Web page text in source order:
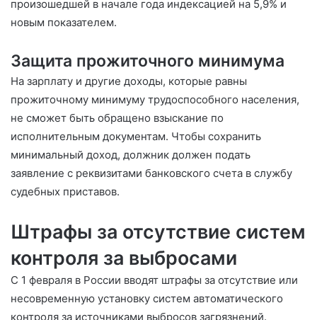
произошедшей в начале года индексацией на 5,9% и
новым показателем.
Защита прожиточного минимума
На зарплату и другие доходы, которые равны
прожиточному минимуму трудоспособного населения,
не сможет быть обращено взыскание по
исполнительным документам. Чтобы сохранить
минимальный доход, должник должен подать
заявление с реквизитами банковского счета в службу
судебных приставов.
Штрафы за отсутствие систем
контроля за выбросами
С 1 февраля в России вводят штрафы за отсутствие или
несовременную установку систем автоматического
контроля за источниками выбросов загрязнений.